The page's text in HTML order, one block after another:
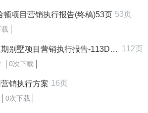
顿项目营销执行报告(终稿)53页 53页
别墅项目营销执行报告-113DOC 112页
0次下载
销执行方案 16页
0次下载